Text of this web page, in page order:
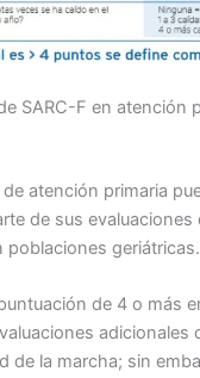
SARC-F en atención
atención primaria
de sus evaluaciones
poblaciones geriátricas.
de 4 o más
adicionales
de la marcha; sin